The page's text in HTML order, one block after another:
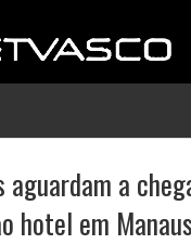
aguardam a
hotel em